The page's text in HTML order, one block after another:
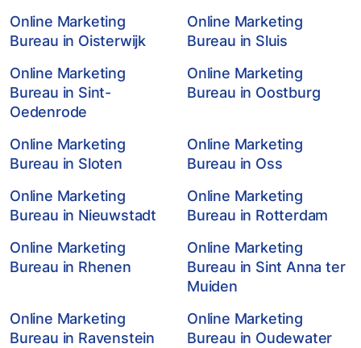
Online Marketing
Bureau in Oisterwijk
Online Marketing
Bureau in Sluis
Online Marketing
Bureau in Sint-
Oedenrode
Online Marketing
Bureau in Oostburg
Online Marketing
Bureau in Sloten
Online Marketing
Bureau in Oss
Online Marketing
Bureau in Nieuwstadt
Online Marketing
Bureau in Rotterdam
Online Marketing
Bureau in Rhenen
Online Marketing
Bureau in Sint Anna ter
Muiden
Online Marketing
Bureau in Ravenstein
Online Marketing
Bureau in Oudewater